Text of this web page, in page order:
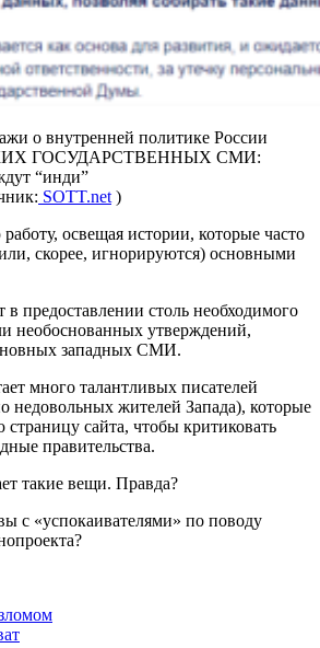
о внутренней политике России
ГОСУДАРСТВЕННЫХ СМИ:
“инди”
SOTT.net )
освещая истории, которые часто
скорее, игнорируются) основными
в предоставлении столь необходимого
необоснованных утверждений,
западных СМИ.
много талантливых писателей
недовольных жителей Запада), которые
сайта, чтобы критиковать
правительства.
такие вещи. Правда?
с «успокаивателями» по поводу